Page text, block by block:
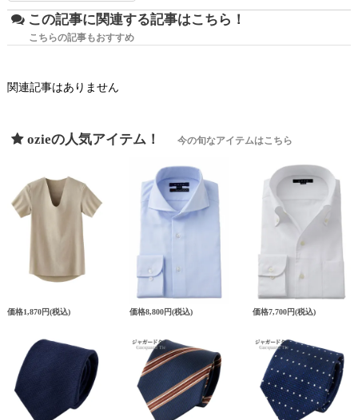
この記事に関連する記事はこちら！
こちらの記事もおすすめ
関連記事はありません
ozieの人気アイテム！ 今の旬なアイテムはこちら
価格1,870円(税込) 価格8,800円(税込) 価格7,700円(税込)